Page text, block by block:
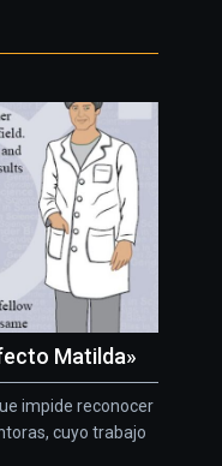
Matilda»
impide reconocer
cuyo trabajo